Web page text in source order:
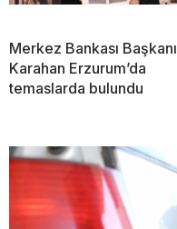
Merkez Bankası Başkanı
Karahan Erzurum’da
temaslarda bulundu